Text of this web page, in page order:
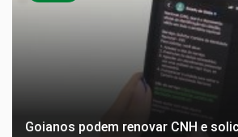
Goianos podem renovar CNH e